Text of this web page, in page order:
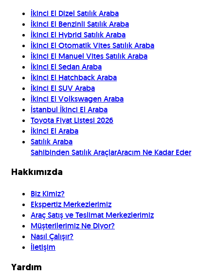
İkinci El Dizel Satılık Araba
İkinci El Benzinli Satılık Araba
İkinci El Hybrid Satılık Araba
İkinci El Otomatik Vites Satılık Araba
İkinci El Manuel Vites Satılık Araba
İkinci El Sedan Araba
İkinci El Hatchback Araba
İkinci El SUV Araba
İkinci El Volkswagen Araba
İstanbul İkinci El Araba
Toyota Fiyat Listesi 2026
İkinci El Araba
Satılık Araba
Sahibinden Satılık AraçlarAracım Ne Kadar Eder
Hakkımızda
Biz Kimiz?
Ekspertiz Merkezlerimiz
Araç Satış ve Teslimat Merkezlerimiz
Müşterilerimiz Ne Diyor?
Nasıl Çalışır?
İletişim
Yardım